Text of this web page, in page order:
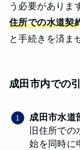
う必要がありま
住所での水道契
と手続きを済ま
成田市内での
成田市水道
旧住所で
始を同時に